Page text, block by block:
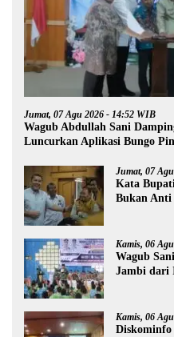
Jumat, 07 Agu 2026 - 14:52 WIB
Wagub Abdullah Sani
Luncurkan Aplikasi Bungo
Jumat, 07
Kata
Bukan Anti
Kamis, 06
Wagub
Jambi dari
Kamis, 06